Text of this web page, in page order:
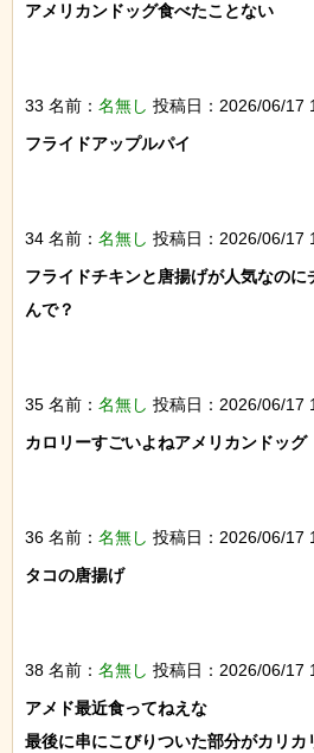
アメリカンドッグ食べたことない
33 名前： 名無し 投稿日：2026/06/17
フライドアップルパイ
34 名前： 名無し 投稿日：2026/06/17
フライドチキンと唐揚げが人気なの
んで？
35 名前： 名無し 投稿日：2026/06/17
カロリーすごいよねアメリカンドッグ
36 名前： 名無し 投稿日：2026/06/17
タコの唐揚げ
38 名前： 名無し 投稿日：2026/06/17
アメド最近食ってねえな
最後に串にこびりついた部分がカリカ